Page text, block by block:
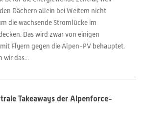
Dächern allein bei Weitem nicht
die wachsende Stromlücke im
Das wird zwar von einigen
Flyern gegen die Alpen-PV behauptet.
wir das...
Takeaways der Alpenforce-